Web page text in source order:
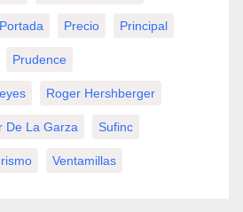
Portada Precio Principal
Prudence
Roger Hershberger
De La Garza Sufinc
Ventamillas